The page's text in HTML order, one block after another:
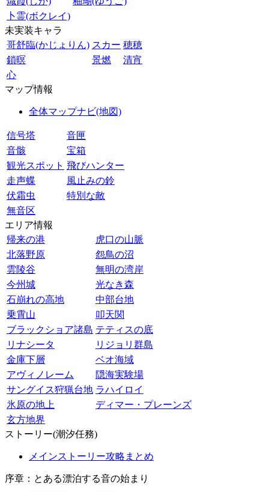
卜霊(ボクレイ)
未実装キャラ
哥舒臨(かじょりん) スカー 穂穂
鎖暝
景燃
清宵
心
マップ情報
全体マップナビ(地図)
信号塔
音匣
音骸
宝箱
観光スポット 飛びハンター
走声蝶
風止みの鈴
伏霜虫
特別な敵
無音区
エリア情報
帰来の港
虎口の山脈
北落野原
怨鳥の沼
雲陵谷
無明の湾岸
今州城
光なき森
石崩れの高地
中部台地
乗霄山
叩天関
ブラックショア諸島 テティスの底
リナシータ
リジョリ群島
金庫下層
ベオ海域
アヴィノレーム
隠海実験場
サングイス狩猟台地 ラハイロイ
氷原の地上
ディマー・プレーンズ
玄方地界
ストーリー(潮汐任務)
メインストーリー攻略まとめ
序章：とある漂泊する音の始まり